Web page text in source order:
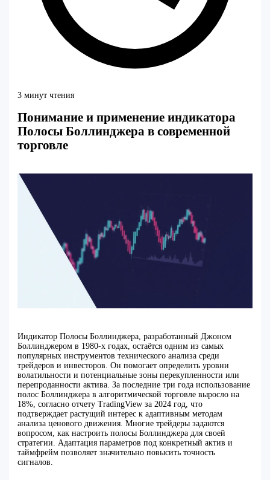
3 минут чтения
Понимание и применение индикатора
Полосы Боллинджера в современной
торговле
Индикатор Полосы Боллинджера, разработанный Джоном
Боллинджером в 1980-х годах, остаётся одним из самых
популярных инструментов технического анализа среди
трейдеров и инвесторов. Он помогает определить уровни
волатильности и потенциальные зоны перекупленности или
перепроданности актива. За последние три года использование
полос Боллинджера в алгоритмической торговле выросло на
18%, согласно отчету TradingView за 2024 год, что
подтверждает растущий интерес к адаптивным методам
анализа ценового движения. Многие трейдеры задаются
вопросом, как настроить полосы Боллинджера для своей
стратегии. Адаптация параметров под конкретный актив и
таймфрейм позволяет значительно повысить точность
сигналов.